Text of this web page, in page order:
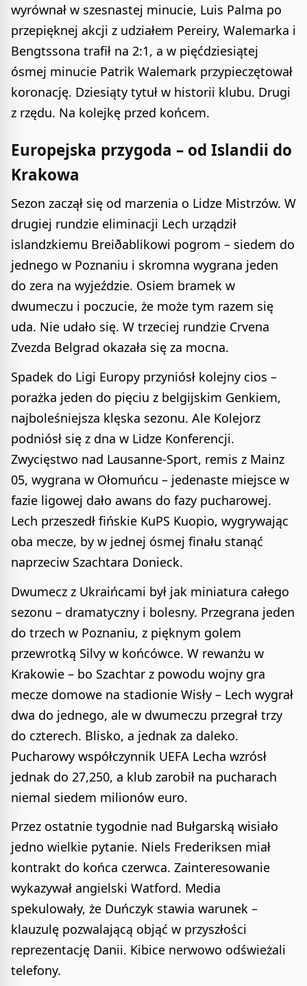
wyrównał w szesnastej minucie, Luis Palma po
przepięknej akcji z udziałem Pereiry, Walemarka i
Bengtssona trafił na 2:1, a w pięćdziesiątej
ósmej minucie Patrik Walemark przypieczętował
koronację. Dziesiąty tytuł w historii klubu. Drugi
z rzędu. Na kolejkę przed końcem.
Europejska przygoda – od Islandii do
Krakowa
Sezon zaczął się od marzenia o Lidze Mistrzów. W
drugiej rundzie eliminacji Lech urządził
islandzkiemu Breiðablikowi pogrom – siedem do
jednego w Poznaniu i skromna wygrana jeden
do zera na wyjeździe. Osiem bramek w
dwumeczu i poczucie, że może tym razem się
uda. Nie udało się. W trzeciej rundzie Crvena
Zvezda Belgrad okazała się za mocna.
Spadek do Ligi Europy przyniósł kolejny cios –
porażka jeden do pięciu z belgijskim Genkiem,
najboleśniejsza klęska sezonu. Ale Kolejorz
podniósł się z dna w Lidze Konferencji.
Zwycięstwo nad Lausanne-Sport, remis z Mainz
05, wygrana w Ołomuńcu – jedenaste miejsce w
fazie ligowej dało awans do fazy pucharowej.
Lech przeszedł fińskie KuPS Kuopio, wygrywając
oba mecze, by w jednej ósmej finału stanąć
naprzeciw Szachtara Donieck.
Dwumecz z Ukraińcami był jak miniatura całego
sezonu – dramatyczny i bolesny. Przegrana jeden
do trzech w Poznaniu, z pięknym golem
przewrotką Silvy w końcówce. W rewanżu w
Krakowie – bo Szachtar z powodu wojny gra
mecze domowe na stadionie Wisły – Lech wygrał
dwa do jednego, ale w dwumeczu przegrał trzy
do czterech. Blisko, a jednak za daleko.
Pucharowy współczynnik UEFA Lecha wzrósł
jednak do 27,250, a klub zarobił na pucharach
niemal siedem milionów euro.
Przez ostatnie tygodnie nad Bułgarską wisiało
jedno wielkie pytanie. Niels Frederiksen miał
kontrakt do końca czerwca. Zainteresowanie
wykazywał angielski Watford. Media
spekulowały, że Duńczyk stawia warunek –
klauzulę pozwalającą objąć w przyszłości
reprezentację Danii. Kibice nerwowo odświeżali
telefony.